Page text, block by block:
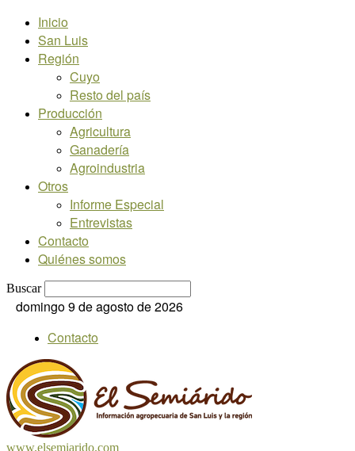
Inicio
San Luis
Región
Cuyo
Resto del país
Producción
Agricultura
Ganadería
Agroindustria
Otros
Informe Especial
Entrevistas
Contacto
Quiénes somos
Buscar
domingo 9 de agosto de 2026
Contacto
www.elsemiarido.com